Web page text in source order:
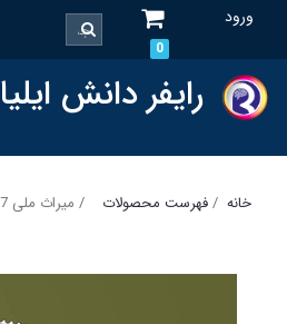
ورود
0
رایفر دانش ایلیا
خانه فهرست محصولات میراث ملی 7